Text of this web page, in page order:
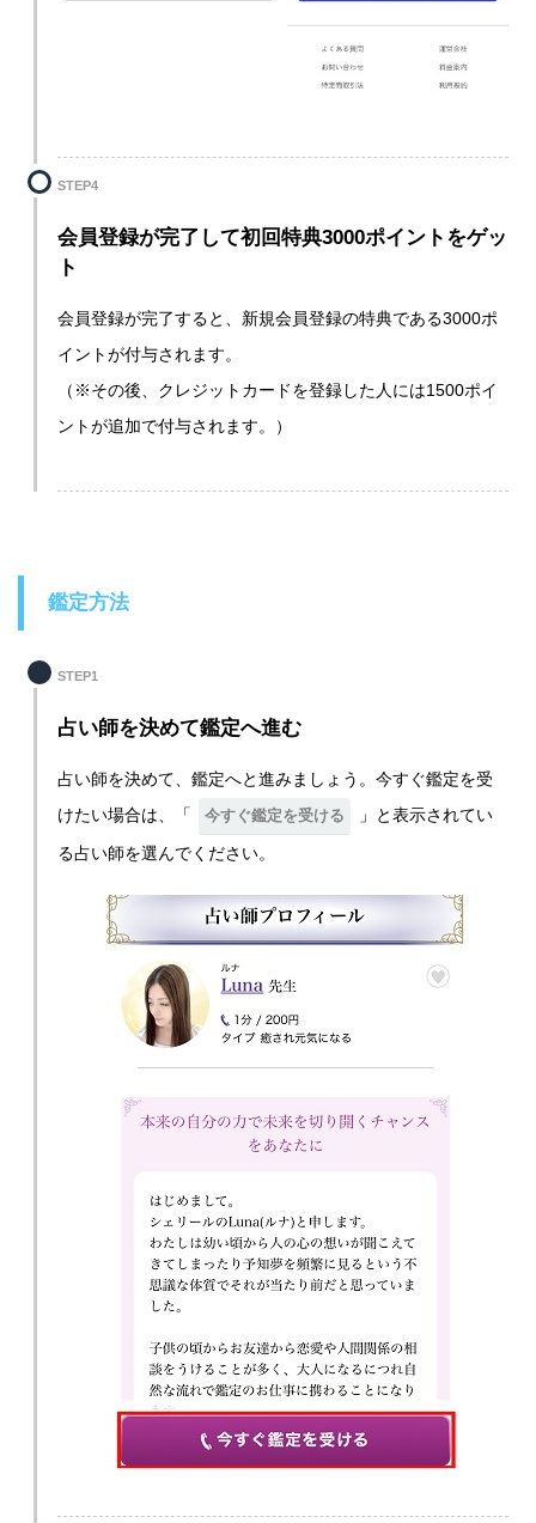
STEP4
会員登録が完了して初回特典3000ポイントをゲッ
ト
会員登録が完了すると、新規会員登録の特典である3000ポ
イントが付与されます。
（※その後、クレジットカードを登録した人には1500ポイ
ントが追加で付与されます。）
鑑定方法
STEP1
占い師を決めて鑑定へ進む
占い師を決めて、鑑定へと進みましょう。今すぐ鑑定を受
けたい場合は、「
今すぐ鑑定を受ける
」と表示されてい
る占い師を選んでください。